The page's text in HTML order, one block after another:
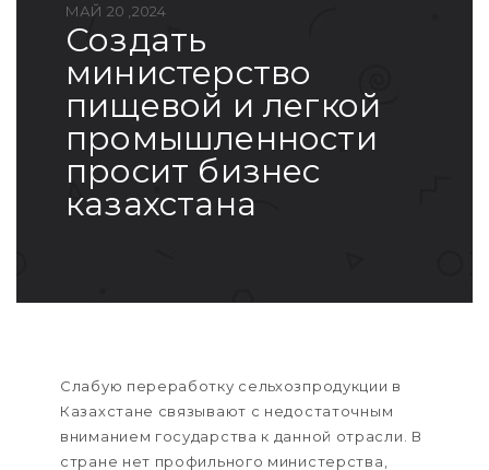
МАЙ 20 ,2024
создать
министерство
пищевой и легкой
промышленности
просит бизнес
казахстана
Слабую переработку сельхозпродукции в
Казахстане связывают с недостаточным
вниманием государства к данной отрасли. В
стране нет профильного министерства,